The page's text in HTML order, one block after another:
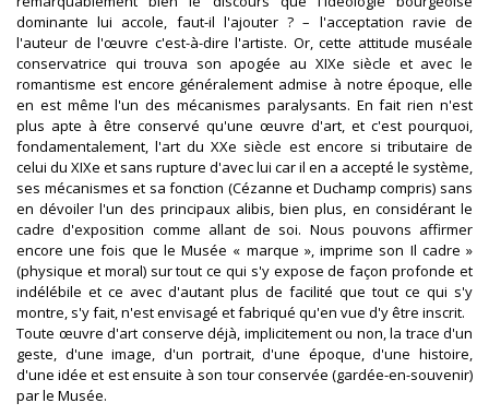
dominante lui accole, faut-il l'ajouter ? – l'acceptation ravie de
l'auteur de l'œuvre c'est-à-dire l'artiste. Or, cette attitude muséale
conservatrice qui trouva son apogée au XIXe siècle et avec le
romantisme est encore généralement admise à notre époque, elle
en est même l'un des mécanismes paralysants. En fait rien n'est
plus apte à être conservé qu'une œuvre d'art, et c'est pourquoi,
fondamentalement, l'art du XXe siècle est encore si tributaire de
celui du XIXe et sans rupture d'avec lui car il en a accepté le système,
ses mécanismes et sa fonction (Cézanne et Duchamp compris) sans
en dévoiler l'un des principaux alibis, bien plus, en considérant le
cadre d'exposition comme allant de soi. Nous pouvons affirmer
encore une fois que le Musée « marque », imprime son Il cadre »
(physique et moral) sur tout ce qui s'y expose de façon profonde et
indélébile et ce avec d'autant plus de facilité que tout ce qui s'y
montre, s'y fait, n'est envisagé et fabriqué qu'en vue d'y être inscrit.
Toute œuvre d'art conserve déjà, implicitement ou non, la trace d'un
geste, d'une image, d'un portrait, d'une époque, d'une histoire,
d'une idée et est ensuite à son tour conservée (gardée-en-souvenir)
par le Musée.